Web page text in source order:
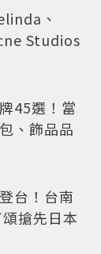
、
Studios
45選！當
、飾品品
台！台南
搶先日本